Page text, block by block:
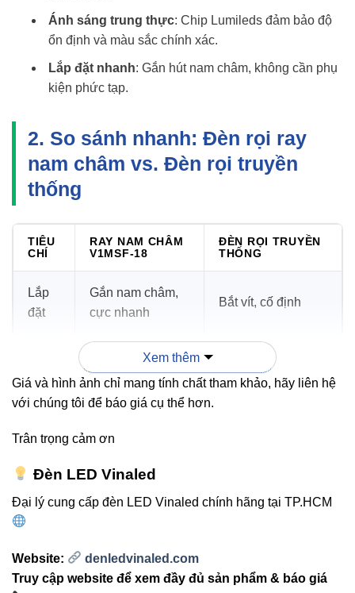
Ánh sáng trung thực: Chip Lumileds đảm bảo độ
ổn định và màu sắc chính xác.
Lắp đặt nhanh: Gắn hút nam châm, không cần phụ
kiện phức tạp.
2. So sánh nhanh: Đèn rọi ray
nam châm vs. Đèn rọi truyền
thống
TIÊU
CHÍ
RAY NAM CHÂM
V1MSF-18
ĐÈN RỌI TRUYỀN
THỐNG
Lắp
đặt
Gắn nam châm,
cực nhanh
Bắt vít, cố định
mỹ
Siêu mỏng, tối
giản
Cồng kềnh hơn
hoạt
dễ dàng
Ứng
dụng
Showroom, nội
thất cao cấp
điểm cơ bản
3. Cách chọn nhiệt độ màu phù
Xem thêm
Giá và hình ảnh chỉ mang tính chất tham khảo, hãy liên hệ
với chúng tôi để báo giá cụ thể hơn.
Trân trọng cảm ơn
Đèn LED Vinaled
Đại lý cung cấp đèn LED Vinaled chính hãng tại TP.HCM
Website:
denledvinaled.com
Truy cập website để xem đầy đủ sản phẩm & báo giá